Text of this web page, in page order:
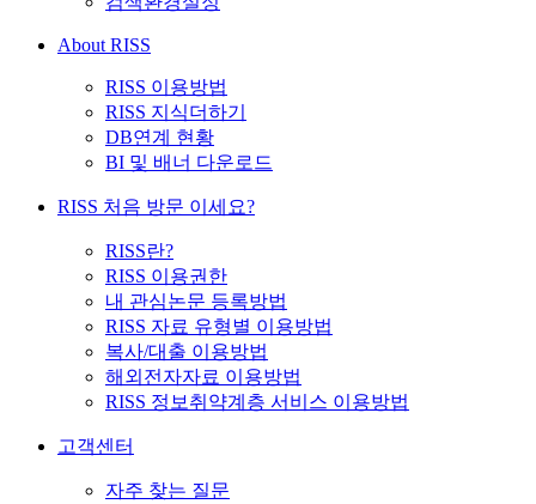
About RISS
RISS 이용방법
RISS 지식더하기
DB연계 현황
BI 및 배너 다운로드
RISS 처음 방문 이세요?
RISS란?
RISS 이용권한
내 관심논문 등록방법
RISS 자료 유형별 이용방법
복사/대출 이용방법
해외전자자료 이용방법
RISS 정보취약계층 서비스 이용방법
고객센터
자주 찾는 질문